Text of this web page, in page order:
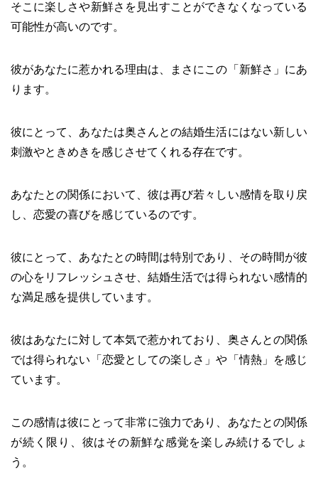
そこに楽しさや新鮮さを見出すことができなくなっている
可能性が高いのです。
彼があなたに惹かれる理由は、まさにこの「新鮮さ」にあ
ります。
彼にとって、あなたは奥さんとの結婚生活にはない新しい
刺激やときめきを感じさせてくれる存在です。
あなたとの関係において、彼は再び若々しい感情を取り戻
し、恋愛の喜びを感じているのです。
彼にとって、あなたとの時間は特別であり、その時間が彼
の心をリフレッシュさせ、結婚生活では得られない感情的
な満足感を提供しています。
彼はあなたに対して本気で惹かれており、奥さんとの関係
では得られない「恋愛としての楽しさ」や「情熱」を感じ
ています。
この感情は彼にとって非常に強力であり、あなたとの関係
が続く限り、彼はその新鮮な感覚を楽しみ続けるでしょ
う。